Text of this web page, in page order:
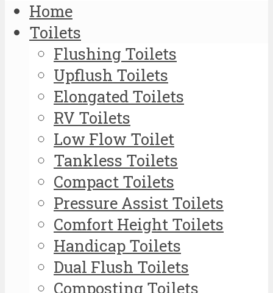
Home
Toilets
Flushing Toilets
Upflush Toilets
Elongated Toilets
RV Toilets
Low Flow Toilet
Tankless Toilets
Compact Toilets
Pressure Assist Toilets
Comfort Height Toilets
Handicap Toilets
Dual Flush Toilets
Composting Toilets